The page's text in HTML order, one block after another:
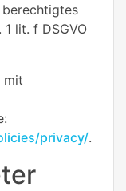
lit. f DSGVO
mit
privacy/.